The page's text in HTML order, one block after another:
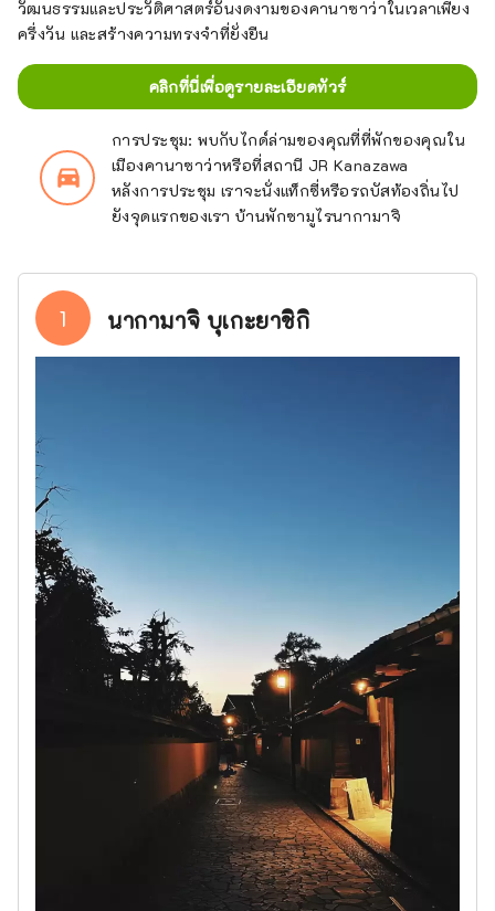
วัฒนธรรมและประวัติศาสตร์อันงดงามของคานาซาว่าในเวลาเพียง
ครึ่งวัน และสร้างความทรงจำที่ยั่งยืน
คลิกที่นี่เพื่อดูรายละเอียดทัวร์
directions_car_filled
การประชุม: พบกับไกด์ล่ามของคุณที่ที่พักของคุณใน
เมืองคานาซาว่าหรือที่สถานี JR Kanazawa
หลังการประชุม เราจะนั่งแท็กซี่หรือรถบัสท้องถิ่นไป
ยังจุดแรกของเรา บ้านพักซามูไรนากามาจิ
1 นากามาจิ บุเกะยาชิกิ